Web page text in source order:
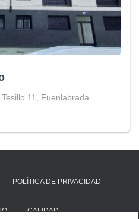
11, Fuenlabrada
POLÍTICA DE PRIVACIDAD
CALIDAD